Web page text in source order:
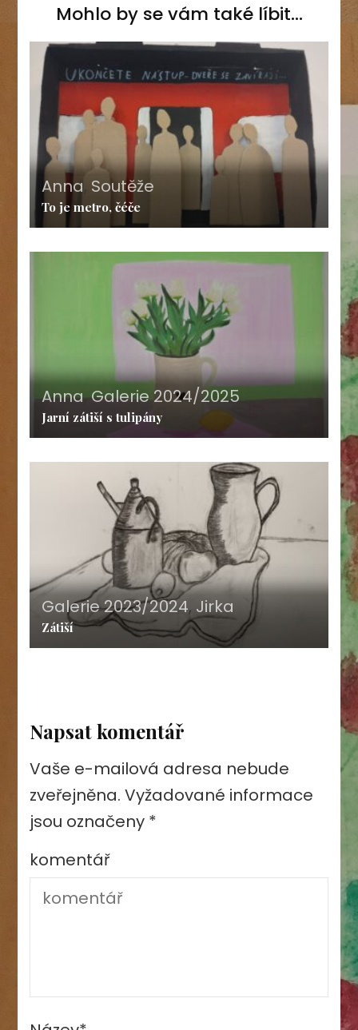
Mohlo by se vám také líbit...
Anna, Soutěže
To je metro, čéče
Anna,Galerie 2024/2025
Jarní zátiší s tulipány
Galerie 2023/2024, Jirka
Zátiší
Napsat komentář
Vaše e-mailová adresa nebude
zveřejněna. Vyžadované informace
jsou označeny *
komentář